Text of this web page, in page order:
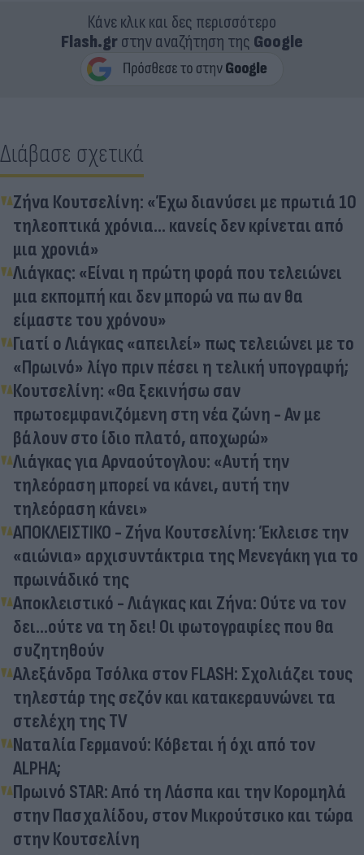
Κάνε κλικ και δες περισσότερο
Flash.grστην αναζήτηση της Google
Διάβασε σχετικά
Ζήνα Κουτσελίνη: «Έχω διανύσει με πρωτιά 10
τηλεοπτικά χρόνια... κανείς δεν κρίνεται από
μια χρονιά»
Λιάγκας: «Είναι η πρώτη φορά που τελειώνει
μια εκπομπή και δεν μπορώ να πω αν θα
είμαστε του χρόνου»
Γιατί ο Λιάγκας «απειλεί» πως τελειώνει με το
«Πρωινό» λίγο πριν πέσει η τελική υπογραφή;
Κουτσελίνη: «Θα ξεκινήσω σαν
πρωτοεμφανιζόμενη στη νέα ζώνη - Αν με
βάλουν στο ίδιο πλατό, αποχωρώ»
Λιάγκας για Αρναούτογλου: «Αυτή την
τηλεόραση μπορεί να κάνει, αυτή την
τηλεόραση κάνει»
ΑΠΟΚΛΕΙΣΤΙΚΟ - Ζήνα Κουτσελίνη: Έκλεισε την
«αιώνια» αρχισυντάκτρια της Μενεγάκη για το
πρωινάδικό της
Αποκλειστικό - Λιάγκας και Ζήνα: Ούτε να τον
δει…ούτε να τη δει! Οι φωτογραφίες που θα
συζητηθούν
Αλεξάνδρα Τσόλκα στον FLASH: Σχολιάζει τους
τηλεστάρ της σεζόν και κατακεραυνώνει τα
στελέχη της TV
Ναταλία Γερμανού: Κόβεται ή όχι από τον
ALPHA;
Πρωινό STAR: Από τη Λάσπα και την Κορομηλά
στην Πασχαλίδου, στον Μικρούτσικο και τώρα
στην Κουτσελίνη